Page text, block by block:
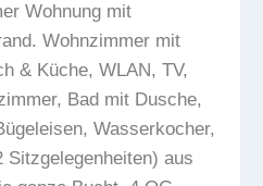
Wohnung mit
Wohnzimmer mit
& Küche, WLAN, TV,
Bad mit Dusche,
Wasserkocher,
aus